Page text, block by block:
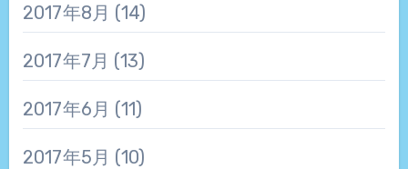
2017年8月 (14)
2017年7月 (13)
2017年6月 (11)
2017年5月 (10)